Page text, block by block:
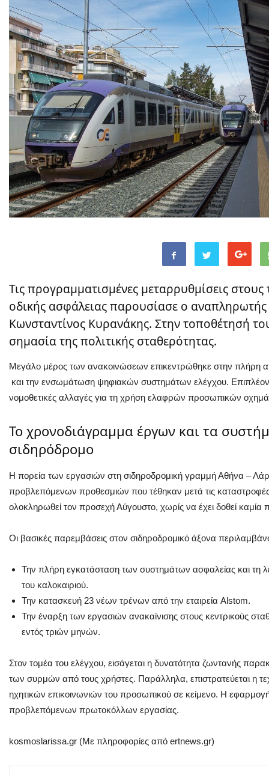
Τις προγραμματισμένες μεταρρυθμίσεις
οδικής ασφάλειας παρουσίασε ο
Κωνσταντίνος Κυρανάκης. Στην τοποθέτησή
σημασία της πολιτικής σταθερότητας.
Μεγάλο μέρος των ανακοινώσεων επικεντρώθηκε στην πλήρη
και την ενσωμάτωση ψηφιακών συστημάτων ελέγχου.
νομοθετικές αλλαγές για τη χρήση ελαφρών προσωπικών
Το χρονοδιάγραμμα έργων και τα
σιδηρόδρομο
Η πορεία των εργασιών στη σιδηροδρομική γραμμή Αθήνα –
προβλεπόμενων προθεσμιών που τέθηκαν μετά τις
ολοκληρωθεί τον προσεχή Αύγουστο, χωρίς να έχει δοθεί καμία
Οι βασικές παρεμβάσεις στον σιδηροδρομικό άξονα
Την πλήρη εγκατάσταση των συστημάτων ασφαλείας και τη
του καλοκαιριού.
Την κατασκευή 23 νέων τρένων από την εταιρεία Alstom.
Την έναρξη των εργασιών ανακαίνισης στους κεντρικούς
εντός τριών μηνών.
Στον τομέα του ελέγχου, εισάγεται η δυνατότητα ζωντανής
των συρμών από τους χρήστες. Παράλληλα, επιστρατεύεται η
ηχητικών επικοινωνιών του προσωπικού σε κείμενο. Η
προβλεπόμενων πρωτοκόλλων εργασίας.
kosmoslarissa.gr (Με πληροφορίες από ertnews.gr)